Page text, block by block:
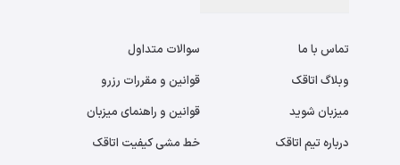
تماس با ما
وبلاگ اتاقک
میزبان شوید
درباره تیم اتاقک
سوالات متداول
قوانین و مقررات رزرو
قوانین و راهنمای میزبان
خط مشی کیفیت اتاقک